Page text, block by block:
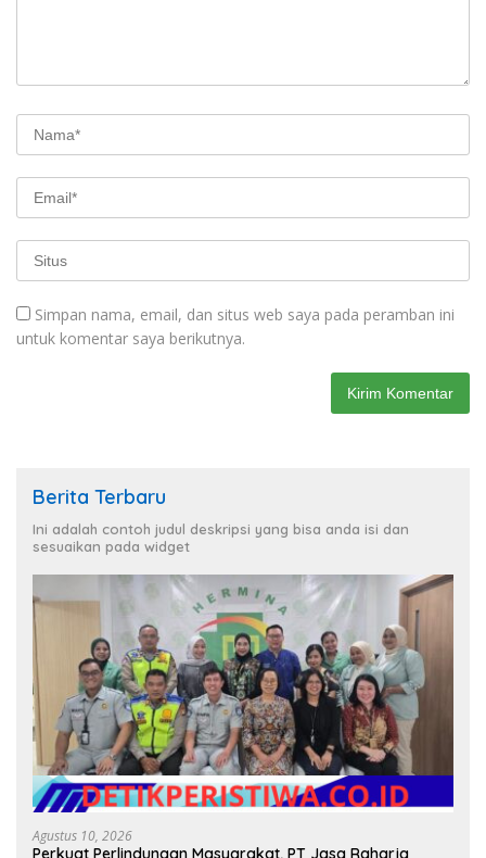
Simpan nama, email, dan situs web saya pada peramban ini
untuk komentar saya berikutnya.
Berita Terbaru
Ini adalah contoh judul deskripsi yang bisa anda isi dan
sesuaikan pada widget
Agustus 10, 2026
Perkuat Perlindungan Masyarakat, PT Jasa Raharja